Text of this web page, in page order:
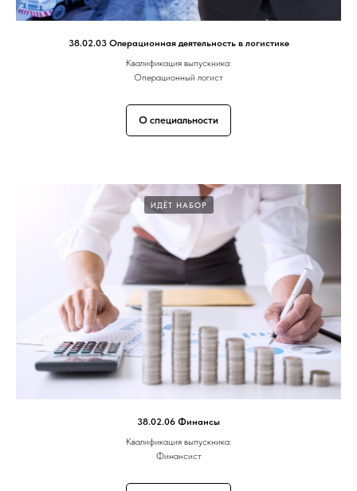
38.02.03 Операционная деятельность в логистике
Квалификация выпускника:
Операционный логист
О специальности
ИДЁТ НАБОР
38.02.06 Финансы
Квалификация выпускника:
Финансист